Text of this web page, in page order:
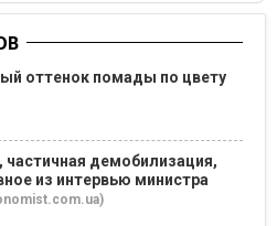
оттенок помады по цвету
частичная демобилизация,
из интервью министра